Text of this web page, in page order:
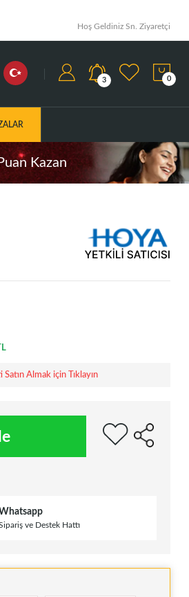
Hoş Geldiniz Sn. Ziyaretçi
3 0
Kazan
TL
Almak için Tıklayın
ve Destek Hattı